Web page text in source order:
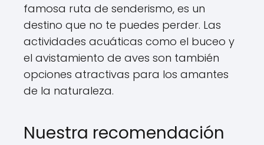
famosa ruta de senderismo, es un
destino que no te puedes perder. Las
actividades acuáticas como el buceo y
el avistamiento de aves son también
opciones atractivas para los amantes
de la naturaleza.
Nuestra recomendación